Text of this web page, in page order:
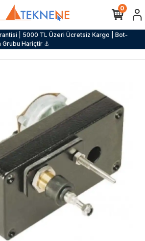
| 5000 TL Üzeri Ücretsiz Kargo | Bot-
Hariçtir ⚓
0